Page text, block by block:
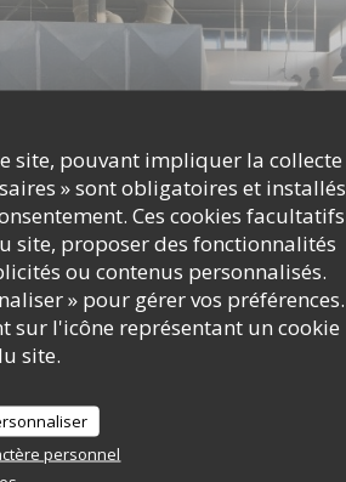
site, pouvant impliquer la collecte
» sont obligatoires et installés
Ces cookies facultatifs
site, proposer des fonctionnalités
ou contenus personnalisés.
» pour gérer vos préférences.
sur l'icône représentant un cookie
site.
personnel